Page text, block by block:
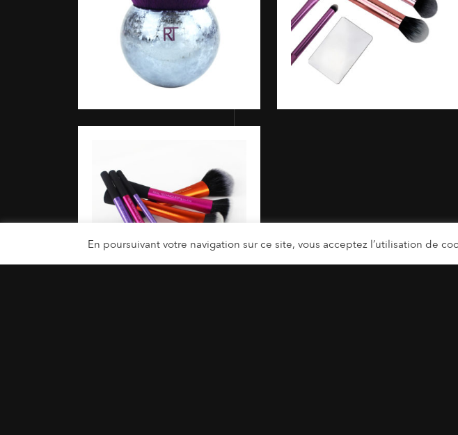
En poursuivant votre navigation sur ce site, vous acceptez l’utilisation de